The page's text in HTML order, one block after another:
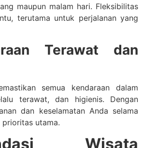
maupun malam hari. Fleksibilitas
terutama untuk perjalanan yang
Terawat dan
semua kendaraan dalam
terawat, dan higienis. Dengan
dan keselamatan Anda selama
prioritas utama.
Wisata